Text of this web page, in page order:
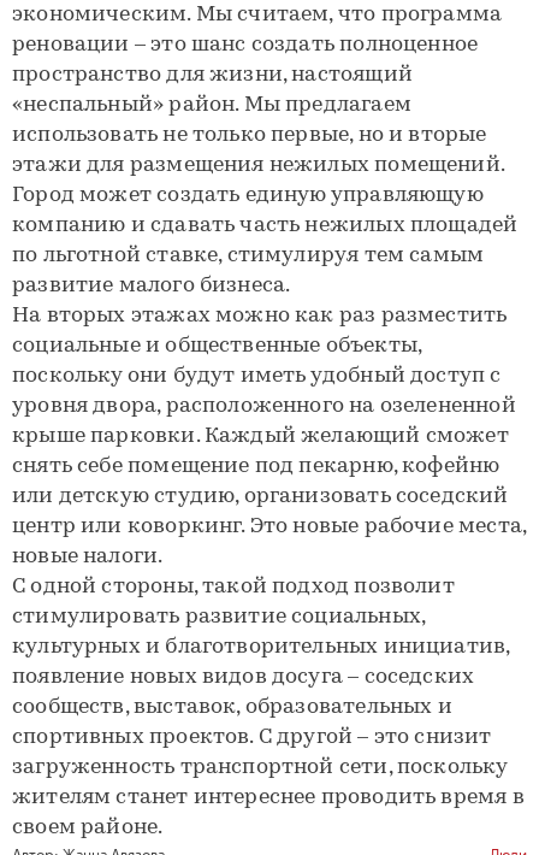
экономическим. Мы считаем, что программа
реновации – это шанс создать полноценное
пространство для жизни, настоящий
«неспальный» район. Мы предлагаем
использовать не только первые, но и вторые
этажи для размещения нежилых помещений.
Город может создать единую управляющую
компанию и сдавать часть нежилых площадей
по льготной ставке, стимулируя тем самым
развитие малого бизнеса.
На вторых этажах можно как раз разместить
социальные и общественные объекты,
поскольку они будут иметь удобный доступ с
уровня двора, расположенного на озелененной
крыше парковки. Каждый желающий сможет
снять себе помещение под пекарню, кофейню
или детскую студию, организовать соседский
центр или коворкинг. Это новые рабочие места,
новые налоги.
С одной стороны, такой подход позволит
стимулировать развитие социальных,
культурных и благотворительных инициатив,
появление новых видов досуга – соседских
сообществ, выставок, образовательных и
спортивных проектов. С другой – это снизит
загруженность транспортной сети, поскольку
жителям станет интереснее проводить время в
своем районе.